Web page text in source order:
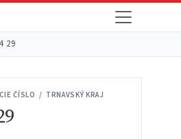
29
ČÍSLO / TRNAVSKÝ KRAJ